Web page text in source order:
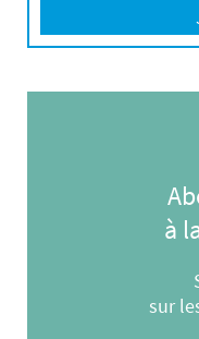
à
sur